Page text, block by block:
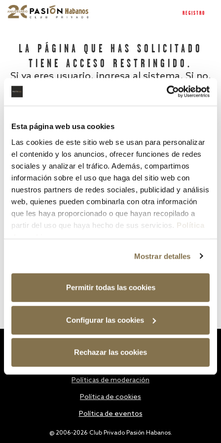
Esta página web usa cookies
Las cookies de este sitio web se usan para personalizar
el contenido y los anuncios, ofrecer funciones de redes
sociales y analizar el tráfico. Además, compartimos
información sobre el uso que haga del sitio web con
nuestros partners de redes sociales, publicidad y análisis
web, quienes pueden combinarla con otra información
que les haya proporcionado o que hayan recopilado a
partir del uso que haya hecho de sus servicios. Política
Mostrar detalles
Permitir todas las cookies
Configurar las cookies
Rechazar las cookies
REGISTRO
LA PÁGINA QUE HAS SOLICITADO
TIENE ACCESO RESTRINGIDO.
Si ya eres usuario, ingresa al sistema. Si no,
¿Has olvidado tu contraseña?
@ 2006-2026 Club Privado Pasión Habanos.
Políticas de moderación
Política de cookies
Política de eventos